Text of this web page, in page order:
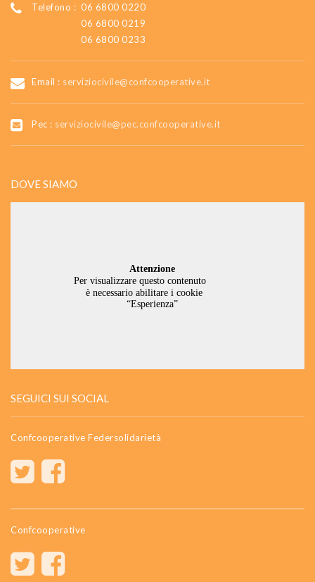
Telefono : 06 6800 0220
06 6800 0219
06 6800 0233
Email : serviziocivile@confcooperative.it
Pec : serviziocivile@pec.confcooperative.it
DOVE SIAMO
SEGUICI SUI SOCIAL
Confcooperative Federsolidarietà
Confcooperative